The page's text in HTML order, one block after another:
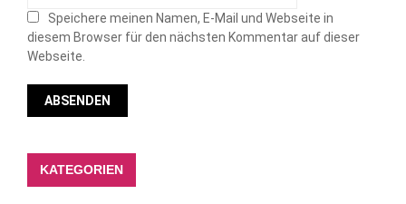
Speichere meinen Namen, E-Mail und Webseite in
diesem Browser für den nächsten Kommentar auf dieser
Webseite.
KATEGORIEN